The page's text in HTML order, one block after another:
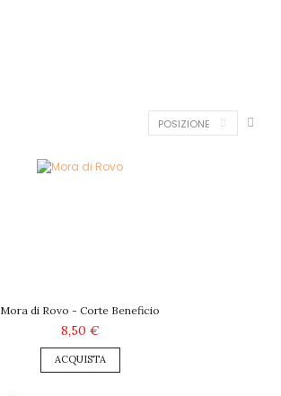
POSIZIONE
Mora di Rovo - Corte Beneficio
8,50 €
ACQUISTA